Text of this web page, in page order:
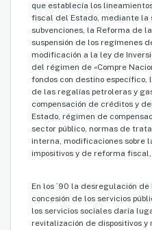
que establecía los
fiscal del Estado, mediante la
subvenciones, la Reforma de
suspensión de los regímenes
modificación a la ley de
del régimen de «Compre
fondos con destino
de las regalías petroleras y
compensación de créditos y
Estado, régimen de
sector público, normas de
interna, modificaciones sobre
impositivos y de reforma
En los ´90 la desregulación
concesión de los servicios
los servicios sociales daría
revitalización de dispositivos